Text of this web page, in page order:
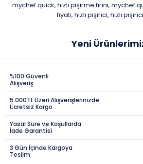
mychef quick, hızlı pişirme fırını, mychef
fiyatı, hızlı pişirici, hızlı
Yeni
%100 Güvenli
Alışveriş
5.000TL Üzeri Alışverişlerinizde
Ücretsiz Kargo
Yasal Süre ve Koşullarda
İade Garantisi
3 Gün İçinde Kargoya
Teslim